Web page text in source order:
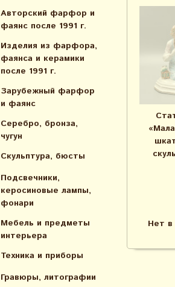
Авторский фарфор и
фаянс после 1991 г.
Изделия из фарфора,
фаянса и керамики
после 1991 г.
Зарубежный фарфор
и фаянс
Серебро, бронза,
чугун
Скульптура, бюсты
Подсвечники,
керосиновые лампы,
фонари
Мебель и предметы
интерьера
Техника и приборы
Гравюры, литографии
Нет в